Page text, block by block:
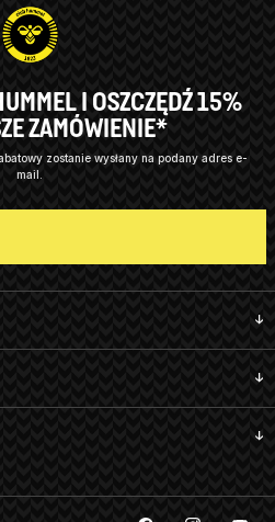
I OSZCZĘDŹ 15%
ZAMÓWIENIE*
zostanie wysłany na podany adres e-
mail.